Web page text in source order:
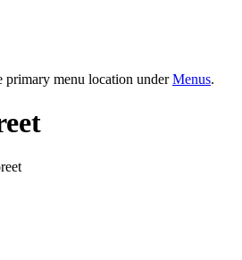
primary menu location underMenus.